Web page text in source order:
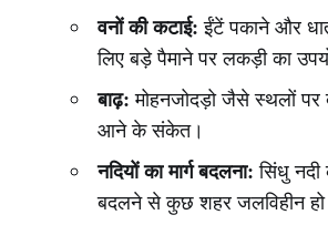
वनों की कटाई: ईंटें पकाने और
लिए बड़े पैमाने पर लकड़ी का
बाढ़: मोहनजोदड़ो जैसे स्थलों पर
आने के संकेत।
नदियों का मार्ग बदलना: सिंधु नदी
बदलने से कुछ शहर जलविहीन हो